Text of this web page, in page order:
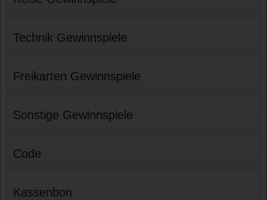
Technik Gewinnspiele
Freikarten Gewinnspiele
Sonstige Gewinnspiele
Code
Kassenbon